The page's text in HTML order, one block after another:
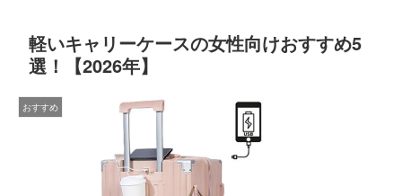
軽いキャリーケースの女性向けおすすめ5
選！【2026年】
おすすめ